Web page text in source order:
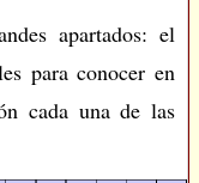
apartados: el
para conocer en
cada una de las